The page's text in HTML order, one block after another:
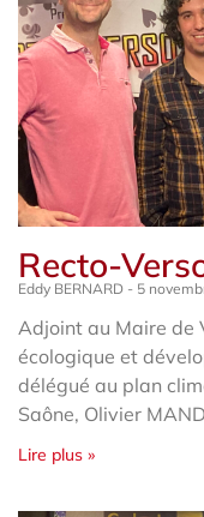
Recto-
Eddy BERNARD 5
Adjoint au Maire de
écologique et
délégué au plan
Saône, Olivier
Lire plus »